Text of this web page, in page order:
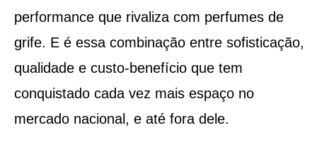
performance que rivaliza com perfumes de
grife. E é essa combinação entre sofisticação,
qualidade e custo-benefício que tem
conquistado cada vez mais espaço no
mercado nacional, e até fora dele.